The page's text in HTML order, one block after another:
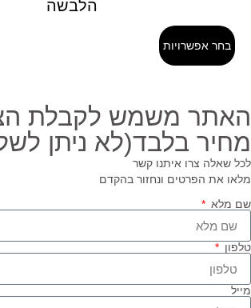
הלבשה
בחר אפשרויות
משמש לקבלת
בלבד(לא ניתן
שאלה צרו איתנו קשר
את הפרטים ונחזור בהקדם
מלא